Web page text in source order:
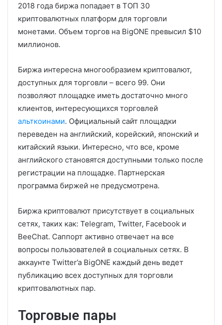
2018 года биржа попадает в ТОП 30
криптовалютных платформ для торговли
монетами. Объем торгов на BigONE превысил $10
миллионов.
Биржа интересна многообразием криптовалют,
доступных для торговли – всего 99. Они
позволяют площадке иметь достаточно много
клиентов, интересующихся торговлей
альткоинами. Официальный сайт площадки
переведен на английский, корейский, японский и
китайский языки. Интересно, что все, кроме
английского становятся доступными только после
регистрации на площадке. Партнерская
программа биржей не предусмотрена.
Биржа криптовалют присутствует в социальных
сетях, таких как: Telegram, Twitter, Facebook и
BeeChat. Саппорт активно отвечает на все
вопросы пользователей в социальных сетях. В
аккаунте Twitter’a BigONE каждый день ведет
публикацию всех доступных для торговли
криптовалютных пар.
Торговые пары